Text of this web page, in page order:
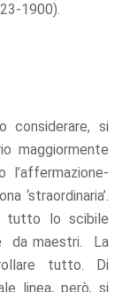
1900).
considerare, si
maggiormente
l’affermazione-
‘straordinaria’.
tutto lo scibile
da maestri. La
tutto. Di
linea, però, si